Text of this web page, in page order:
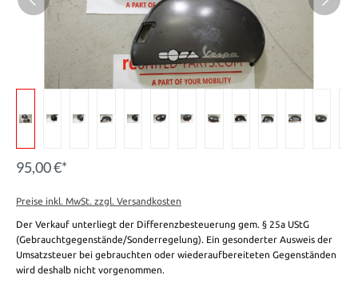
95,00 €*
Preise inkl. MwSt. zzgl. Versandkosten
Der Verkauf unterliegt der Differenzbesteuerung gem. § 25a UStG
(Gebrauchtgegenstände/Sonderregelung). Ein gesonderter Ausweis der
Umsatzsteuer bei gebrauchten oder wiederaufbereiteten Gegenständen
wird deshalb nicht vorgenommen.